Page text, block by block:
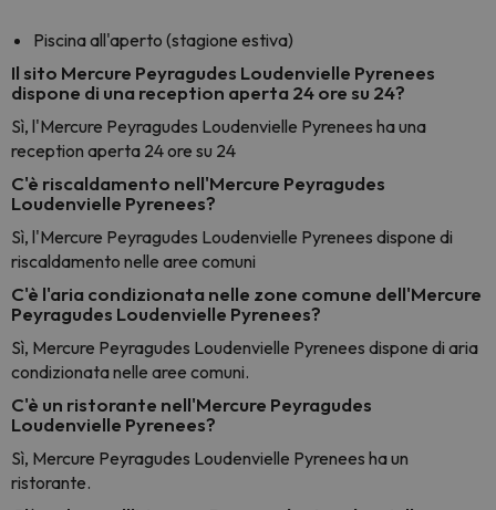
Piscina all'aperto (stagione estiva)
Il sito Mercure Peyragudes Loudenvielle Pyrenees
dispone di una reception aperta 24 ore su 24?
Sì, l'Mercure Peyragudes Loudenvielle Pyrenees ha una
reception aperta 24 ore su 24
C'è riscaldamento nell'Mercure Peyragudes
Loudenvielle Pyrenees?
Sì, l'Mercure Peyragudes Loudenvielle Pyrenees dispone di
riscaldamento nelle aree comuni
C'è l'aria condizionata nelle zone comune dell'Mercure
Peyragudes Loudenvielle Pyrenees?
Sì, Mercure Peyragudes Loudenvielle Pyrenees dispone di aria
condizionata nelle aree comuni.
C'è un ristorante nell'Mercure Peyragudes
Loudenvielle Pyrenees?
Sì, Mercure Peyragudes Loudenvielle Pyrenees ha un
ristorante.